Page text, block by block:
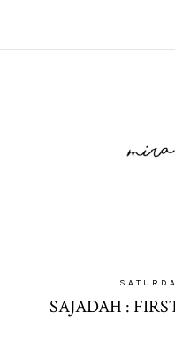
SAJADAH :